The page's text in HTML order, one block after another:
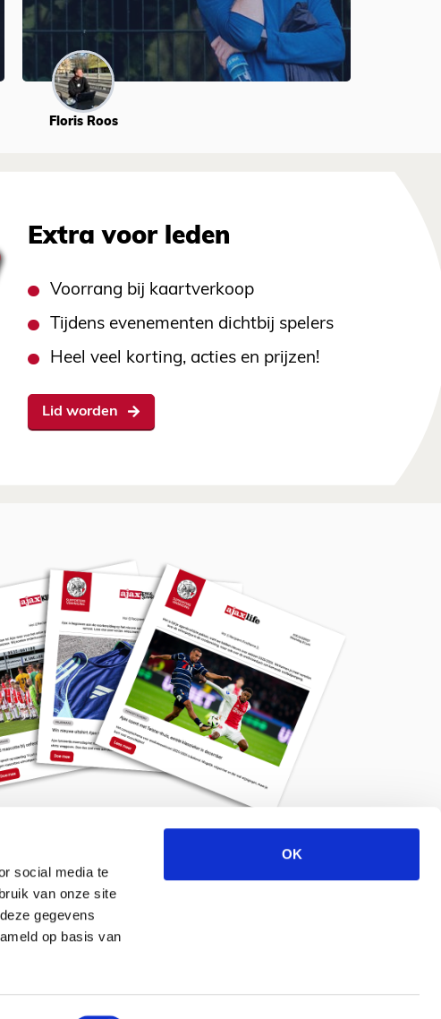
social media te
van onze site
gegevens
op basis van
OK
Floris Roos
Extra voor leden
Voorrang bij kaartverkoop
Tijdens evenementen dichtbij spelers
Heel veel korting, acties en prijzen!
Lid worden
Meld je aan voor de nieuwsbrief